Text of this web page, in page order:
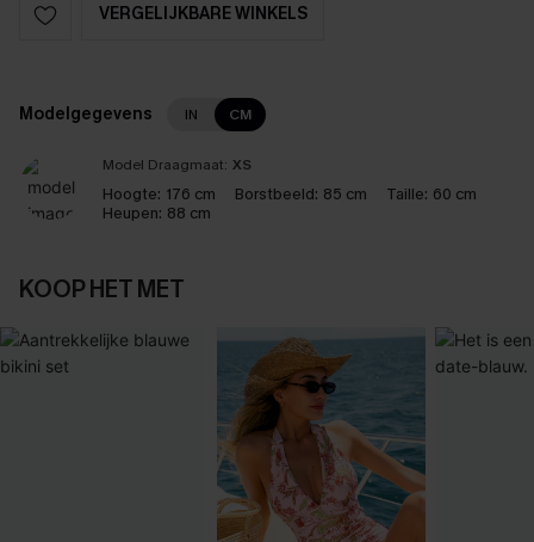
VERGELIJKBARE WINKELS
Modelgegevens IN CM
Model Draagmaat: XS
Hoogte: 176 cm Borstbeeld: 85 cm Taille: 60 cm
Heupen: 88 cm
KOOP HET MET